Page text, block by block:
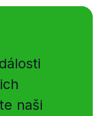
naši